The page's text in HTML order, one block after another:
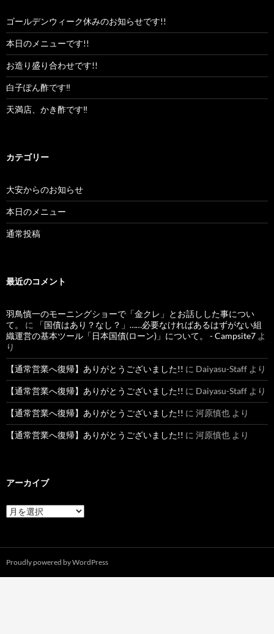
ゴールデンウィーク休みのお知らせです!!
本日のメニューです!!
お造り盛り合わせです!!
白子ぽん酢です‼︎
天満店、かき酢です‼︎
カテゴリー
大安からのお知らせ
本日のメニュー
通常投稿
最近のコメント
羽鳥慎一のモーニングショーで「金クレ」とお話しした事につい
て。
に
「国債はあり？なし？」……必要なければあるはずがない組
織運営の基本ツール「日本国債(ローン)」について。 - Campsite7 よ
り
【通常営業へ復帰】ありがとうございました!! に Daiyasu-Staff より
【通常営業へ復帰】ありがとうございました!! に Daiyasu-Staff より
【通常営業へ復帰】ありがとうございました!! に 河原慎也 より
【通常営業へ復帰】ありがとうございました!! に 河原慎也 より
アーカイブ
ア
ー
Proudly powered by WordPress